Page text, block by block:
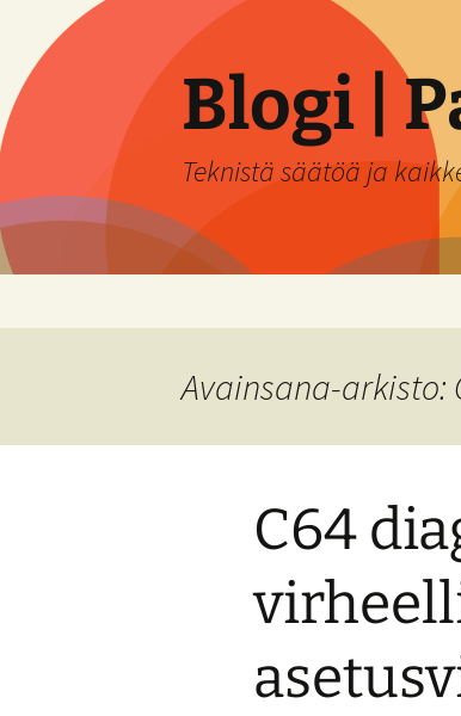
sisältöön
Blogi |
Teknistä säätöä ja
Avainsana-arkisto:
C64